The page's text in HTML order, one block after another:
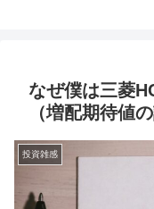
なぜ僕は三菱
（増配期待値の
投資雑感